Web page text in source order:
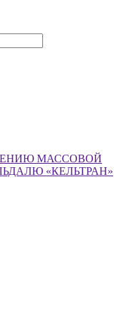
МАССОВОЙ
«КЕЛЬТРАН»